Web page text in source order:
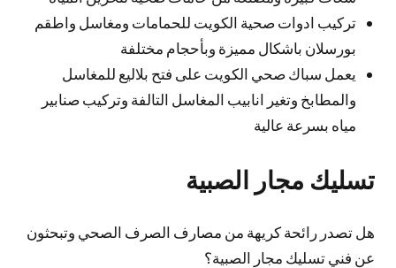
تركيب ادوات صحية الكويت للحمامات ومغاسل واطقم
بورسلان باشكال مميزة وبأحجام مختلفة
يعمل سباك صحي الكويت على فتح بلاليع للمغاسل
والمطابخ وتغير انابيب المغاسل التالفة وتركيب صنابير
مياه بسرعة عالية
تسليك مجار الصبية
هل تصدر رائحة كريهة من مصارف الصرف الصحي وتبحثون
عن فني تسليك مجار الصبية؟